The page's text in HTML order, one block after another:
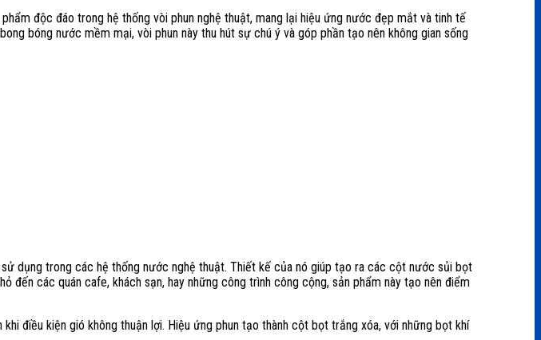
độc đáo trong hệ thống vòi phun nghệ thuật, mang lại hiệu ứng nước đẹp mắt và tinh tế
bóng nước mềm mại, vòi phun này thu hút sự chú ý và góp phần tạo nên không gian sống
dụng trong các hệ thống nước nghệ thuật. Thiết kế của nó giúp tạo ra các cột nước sủi bọt
đến các quán cafe, khách sạn, hay những công trình công cộng, sản phẩm này tạo nên điểm
điều kiện gió không thuận lợi. Hiệu ứng phun tạo thành cột bọt trắng xóa, với những bọt khí